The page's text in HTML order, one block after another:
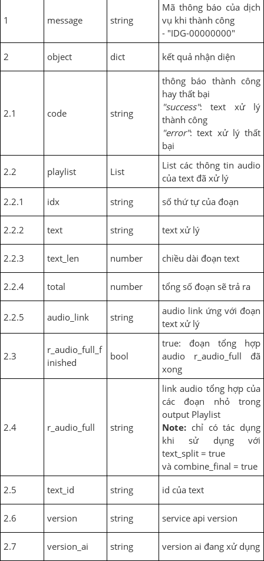
1 message string
Mã thông báo của dịch
vụ khi thành công
- "IDG-00000000"
2
object dict kết quả nhận diện
2.1 code string
thông báo thành công
hay thất bại
"success": text xử lý
thành công
"error": text xử lý thất
bại
2.2 playlist List
List các thông tin audio
của text đã xử lý
2.2.1
idx string số thứ tự của đoạn
2.2.2 text string text xử lý
2.2.3 text_len number chiều dài đoạn text
2.2.4 total number tổng số đoạn sẽ trả ra
2.2.5 audio_link string
audio link ứng với đoạn
text xử lý
2.3
r_audio_full_f
inished
bool
true: đoạn tổng hợp
audio r_audio_full đã
xong
2.4 r_audio_full string
link audio tổng hợp của
các đoạn nhỏ trong
output Playlist
Note: chỉ có tác dụng
khi sử dụng với
text_split = true
và combine_final = true
2.5
text_id string id của text
2.6 version string service api version
2.7 version_ai string version ai đang xử dụng